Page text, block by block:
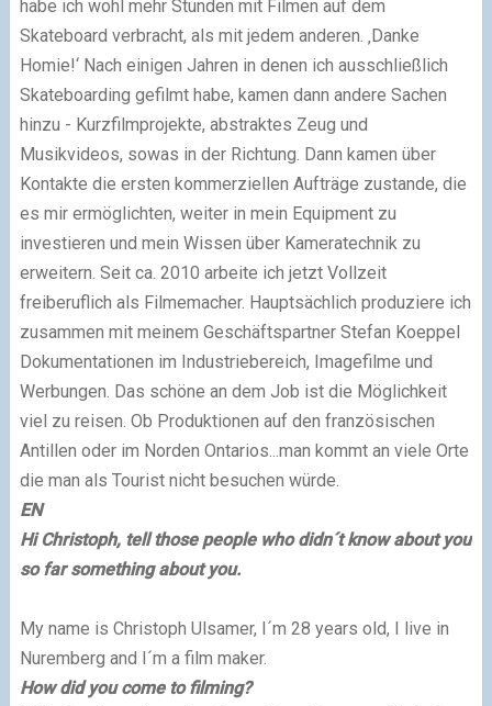
habe ich wohl mehr Stunden mit Filmen auf dem
Skateboard verbracht, als mit jedem anderen. ‚Danke
Homie!‘ Nach einigen Jahren in denen ich ausschließlich
Skateboarding gefilmt habe, kamen dann andere Sachen
hinzu - Kurzfilmprojekte, abstraktes Zeug und
Musikvideos, sowas in der Richtung. Dann kamen über
Kontakte die ersten kommerziellen Aufträge zustande, die
es mir ermöglichten, weiter in mein Equipment zu
investieren und mein Wissen über Kameratechnik zu
erweitern. Seit ca. 2010 arbeite ich jetzt Vollzeit
freiberuflich als Filmemacher. Hauptsächlich produziere ich
zusammen mit meinem Geschäftspartner Stefan Koeppel
Dokumentationen im Industriebereich, Imagefilme und
Werbungen. Das schöne an dem Job ist die Möglichkeit
viel zu reisen. Ob Produktionen auf den französischen
Antillen oder im Norden Ontarios...man kommt an viele Orte
die man als Tourist nicht besuchen würde.
EN
Hi Christoph, tell those people who didn´t know about you
so far something about you.
My name is Christoph Ulsamer, I´m 28 years old, I live in
Nuremberg and I´m a film maker.
How did you come to filming?